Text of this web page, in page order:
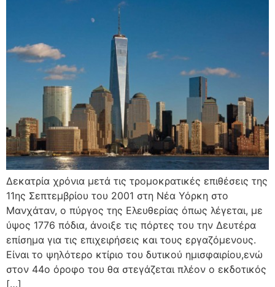
Δεκατρία χρόνια μετά τις τρομοκρατικές επιθέσεις της
11ης Σεπτεμβρίου του 2001 στη Νέα Υόρκη στο
Μανχάταν, ο πύργος της Ελευθερίας όπως λέγεται, με
ύψος 1776 πόδια, άνοιξε τις πόρτες του την Δευτέρα
επίσημα για τις επιχειρήσεις και τους εργαζόμενους.
Είναι το ψηλότερο κτίριο του δυτικού ημισφαιρίου,ενώ
στον 44ο όροφο του θα στεγάζεται πλέον ο εκδοτικός
[…]